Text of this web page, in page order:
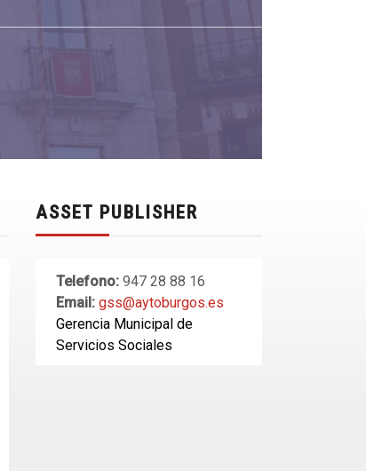
ASSET PUBLISHER
Telefono: 947 28 88 16
Email: gss@aytoburgos.es
Gerencia Municipal de
Servicios Sociales